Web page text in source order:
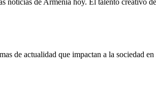
noticias de Armenia hoy. El talento creativo
de actualidad que impactan a la sociedad